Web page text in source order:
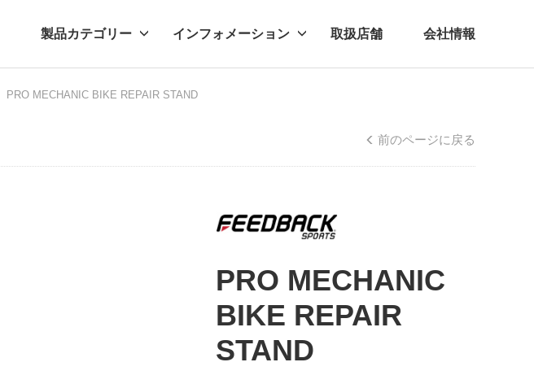
製品カテゴリー
アクセサリー アパレル
インフォメーション
ブログ ムービー
取扱店舗 会社情報
PRO MECHANIC BIKE REPAIR STAND
前のページに戻る
PRO MECHANIC
BIKE REPAIR
STAND